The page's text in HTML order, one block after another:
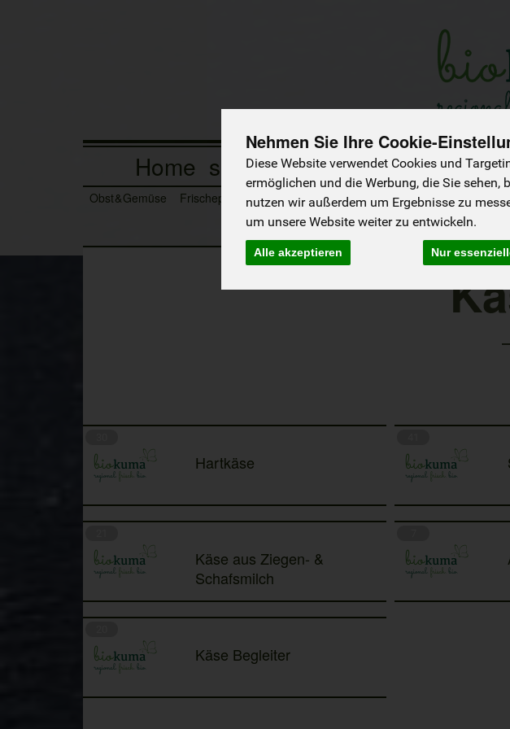
Nehmen Sie Ihre Cookie-
Diese Website verwendet Cookies und
ermöglichen und die Werbung, die Sie sehen,
nutzen wir außerdem um Ergebnisse zu
um unsere Website weiter zu entwickeln.
Alle akzeptieren Nur
Obst & Gemüse Frischeprodukte Tiefkühlprodukte Käse Brot & Backwaren
Home so wird bestellt NEU
Hartkäse
Käse aus Ziegen- &
Schafsmilch
Käse Begleiter